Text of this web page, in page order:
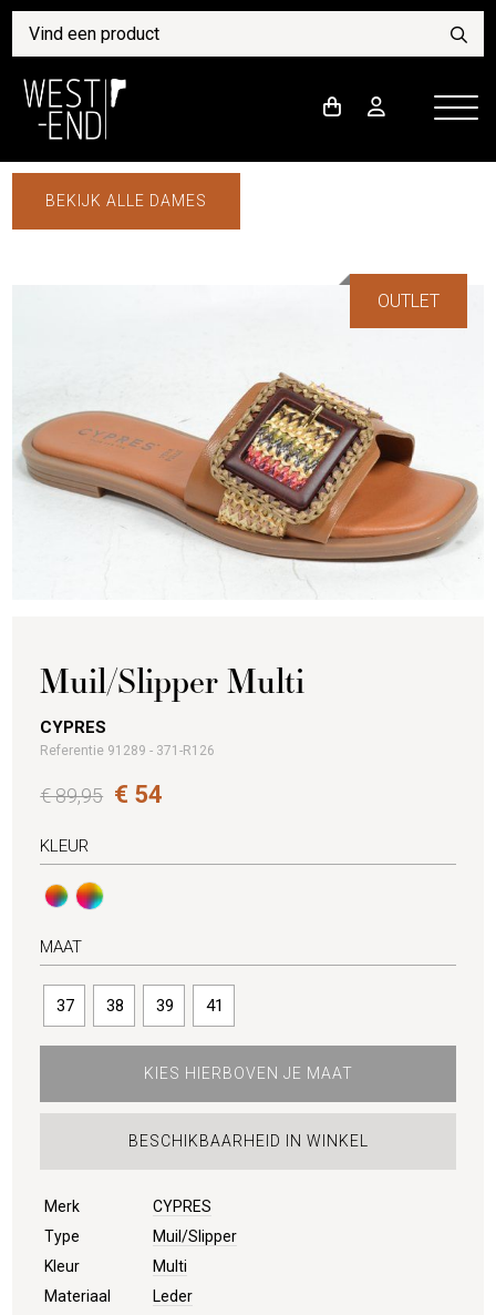
BEKIJK ALLE DAMES
OUTLET
Muil/Slipper Multi
CYPRES
Referentie 91289 - 371-R126
€ 89,95 € 54
KLEUR
MAAT
37 38 39 41
KIES HIERBOVEN JE MAAT
BESCHIKBAARHEID IN WINKEL
Merk
CYPRES
Type
Muil/Slipper
Kleur
Multi
Materiaal
Leder